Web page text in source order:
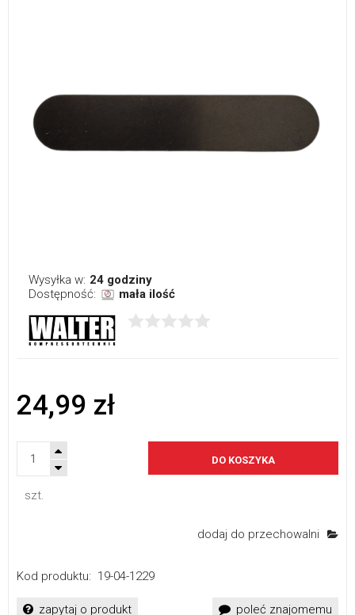
Wysyłka w: 24 godziny
Dostępność:
mała ilość
24,99 zł
szt.
DO KOSZYKA
dodaj do przechowalni
Kod produktu: 19-04-1229
zapytaj o produkt poleć znajomemu